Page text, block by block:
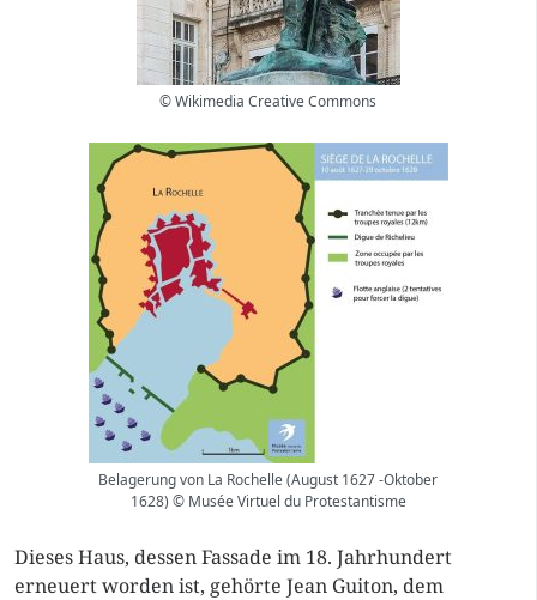
© Wikimedia Creative Commons
Belagerung von La Rochelle (August 1627 -Oktober
1628) © Musée Virtuel du Protestantisme
Dieses Haus, dessen Fassade im 18. Jahrhundert
erneuert worden ist, gehörte Jean Guiton, dem